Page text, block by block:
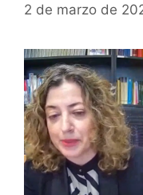
2 de marzo de